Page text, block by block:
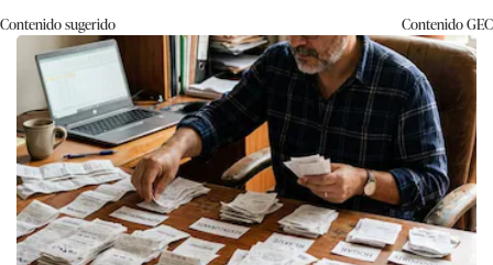
Contenido sugerido ContenidoGEC